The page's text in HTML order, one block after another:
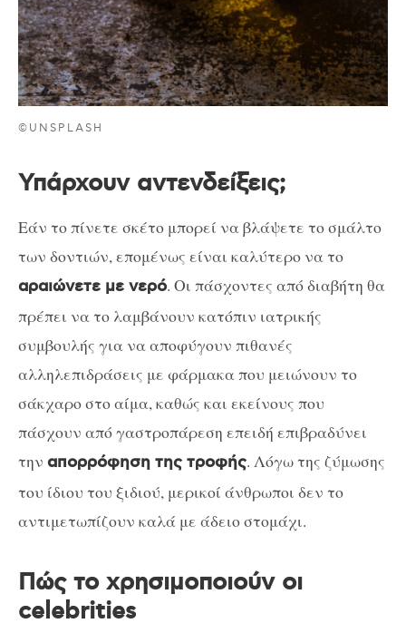
©UNSPLASH
Υπάρχουν αντενδείξεις;
Εάν το πίνετε σκέτο μπορεί να βλάψετε το σμάλτο
των δοντιών, επομένως είναι καλύτερο να το
αραιώνετε με νερό. Οι πάσχοντες από διαβήτη θα
πρέπει να το λαμβάνουν κατόπιν ιατρικής
συμβουλής για να αποφύγουν πιθανές
αλληλεπιδράσεις με φάρμακα που μειώνουν το
σάκχαρο στο αίμα, καθώς και εκείνους που
πάσχουν από γαστροπάρεση επειδή επιβραδύνει
την απορρόφηση της τροφής. Λόγω της ζύμωσης
του ίδιου του ξιδιού, μερικοί άνθρωποι δεν το
αντιμετωπίζουν καλά με άδειο στομάχι.
Πώς το χρησιμοποιούν οι
celebrities